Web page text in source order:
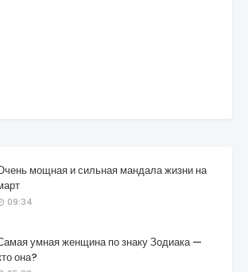
мощная и сильная мандала жизни на
09:34
умная женщина по знаку Зодиака —
она?